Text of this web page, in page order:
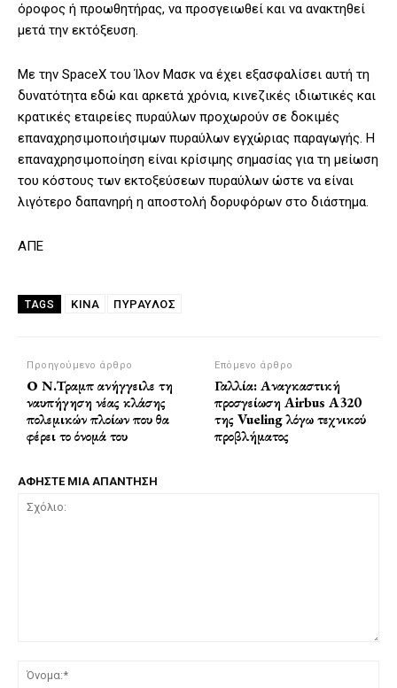
όροφος ή προωθητήρας, να προσγειωθεί και να ανακτηθεί
μετά την εκτόξευση.
Με την SpaceX του Ίλον Μασκ να έχει εξασφαλίσει αυτή τη
δυνατότητα εδώ και αρκετά χρόνια, κινεζικές ιδιωτικές και
κρατικές εταιρείες πυραύλων προχωρούν σε δοκιμές
επαναχρησιμοποιήσιμων πυραύλων εγχώριας παραγωγής. Η
επαναχρησιμοποίηση είναι κρίσιμης σημασίας για τη μείωση
του κόστους των εκτοξεύσεων πυραύλων ώστε να είναι
λιγότερο δαπανηρή η αποστολή δορυφόρων στο διάστημα.
ΑΠΕ
TAGS ΚΙΝΑ ΠΎΡΑΥΛΟΣ
Προηγούμενο άρθρο
Ο Ν.Τραμπ ανήγγειλε τη
ναυπήγηση νέας κλάσης
πολεμικών πλοίων που θα
φέρει το όνομά του
Επόμενο άρθρο
Γαλλία: Αναγκαστική
προσγείωση Airbus A320
της Vueling λόγω τεχνικού
προβλήματος
ΑΦΗΣΤΕ ΜΙΑ ΑΠΑΝΤΗΣΗ